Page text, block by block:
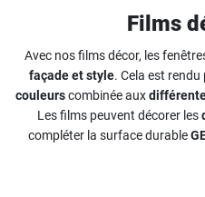
Films
Avec nos films décor, les
façade et style. Cela est rendu
couleurscombinée aux
Les films peuvent décorer les
compléter la surface durable